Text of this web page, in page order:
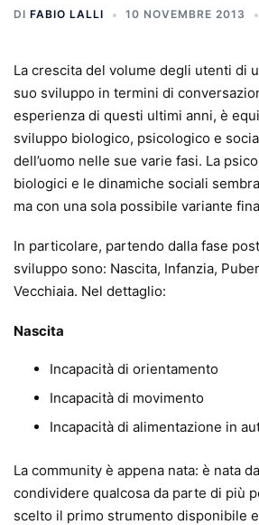
DI FABIO LALLI 10 NOVEMBRE 2013
La crescita del volume degli utenti di
suo sviluppo in termini di
esperienza di questi ultimi anni, è
sviluppo biologico, psicologico e
dell’uomo nelle sue varie fasi. La
biologici e le dinamiche sociali
ma con una sola possibile variante
In particolare, partendo dalla fase
sviluppo sono: Nascita, Infanzia,
Vecchiaia. Nel dettaglio:
Nascita
Incapacità di orientamento
Incapacità di movimento
Incapacità di alimentazione in
La community è appena nata: è nata
condividere qualcosa da parte di più
scelto il primo strumento disponibile